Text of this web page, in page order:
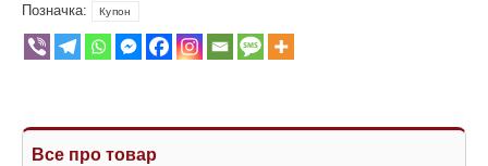
Позначка:
Купон
Все про товар